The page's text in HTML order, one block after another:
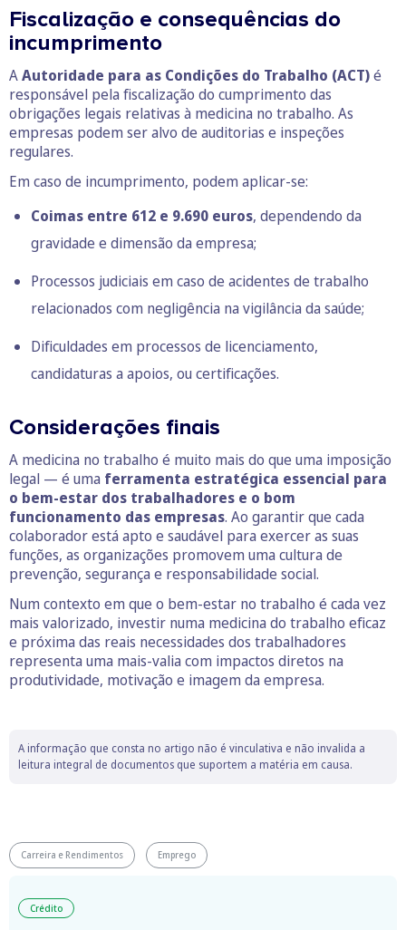
Fiscalização e consequências do
incumprimento
AAutoridade para as Condições do Trabalho (ACT)é
responsável pela fiscalização do cumprimento das
obrigações legais relativas à medicina no trabalho. As
empresas podem ser alvo de auditorias e inspeções
regulares.
Em caso de incumprimento, podem aplicar-se:
Coimas entre 612 e 9.690 euros, dependendo da
gravidade e dimensão da empresa;
Processos judiciais em caso de acidentes de trabalho
relacionados com negligência na vigilância da saúde;
Dificuldades em processos de licenciamento,
candidaturas a apoios, ou certificações.
Considerações finais
A medicina no trabalho é muito mais do que uma imposição
legal — é uma ferramenta estratégica essencial para
o bem-estar dos trabalhadores e o bom
funcionamento das empresas. Ao garantir que cada
colaborador está apto e saudável para exercer as suas
funções, as organizações promovem uma cultura de
prevenção, segurança e responsabilidade social.
Num contexto em que o bem-estar no trabalho é cada vez
mais valorizado, investir numa medicina do trabalho eficaz
e próxima das reais necessidades dos trabalhadores
representa uma mais-valia com impactos diretos na
produtividade, motivação e imagem da empresa.
A informação que consta no artigo não é vinculativa e não invalida a
leitura integral de documentos que suportem a matéria em causa.
Carreira e Rendimentos Emprego
Crédito